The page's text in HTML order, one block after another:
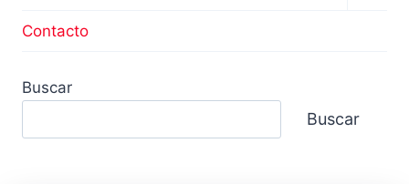
Contacto
Buscar
Buscar